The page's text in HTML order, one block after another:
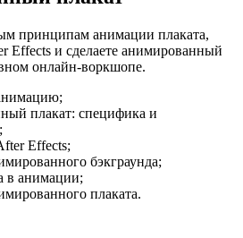
принципам анимации плаката,
Effects и сделаете анимированный
онлайн-воркшопе.
плакат: специфика и
Effects;
бэкграунда;
в анимации;
плаката.